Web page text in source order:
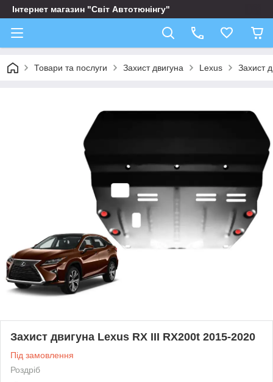
Інтернет магазин "Світ Автотюнінгу"
Товари та послуги Захист двигуна Lexus Захист
Захист двигуна Lexus RX III RX200t 2015-2020
Під замовлення
Роздріб